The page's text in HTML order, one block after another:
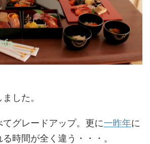
した。
てグレードアップ。更に一昨年に
時間が全く違う・・・。